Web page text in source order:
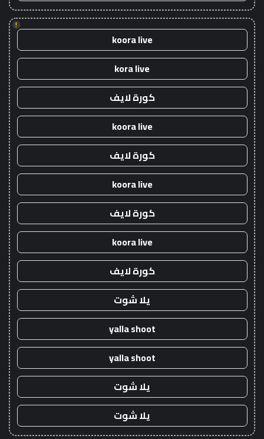
!
koora live
kora live
كورة لايف
koora live
كورة لايف
koora live
كورة لايف
koora live
كورة لايف
يلا شوت
yalla shoot
yalla shoot
يلا شوت
يلا شوت